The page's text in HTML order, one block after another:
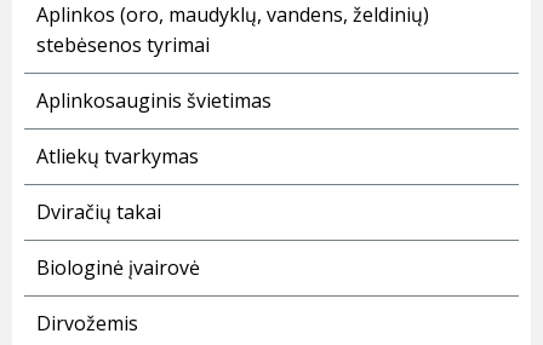
Aplinkos (oro, maudyklų, vandens, želdinių)
stebėsenos tyrimai
Aplinkosauginis švietimas
Atliekų tvarkymas
Dviračių takai
Biologinė įvairovė
Dirvožemis